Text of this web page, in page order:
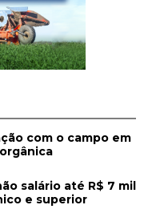
com o campo em
salário até R$ 7 mil
e superior